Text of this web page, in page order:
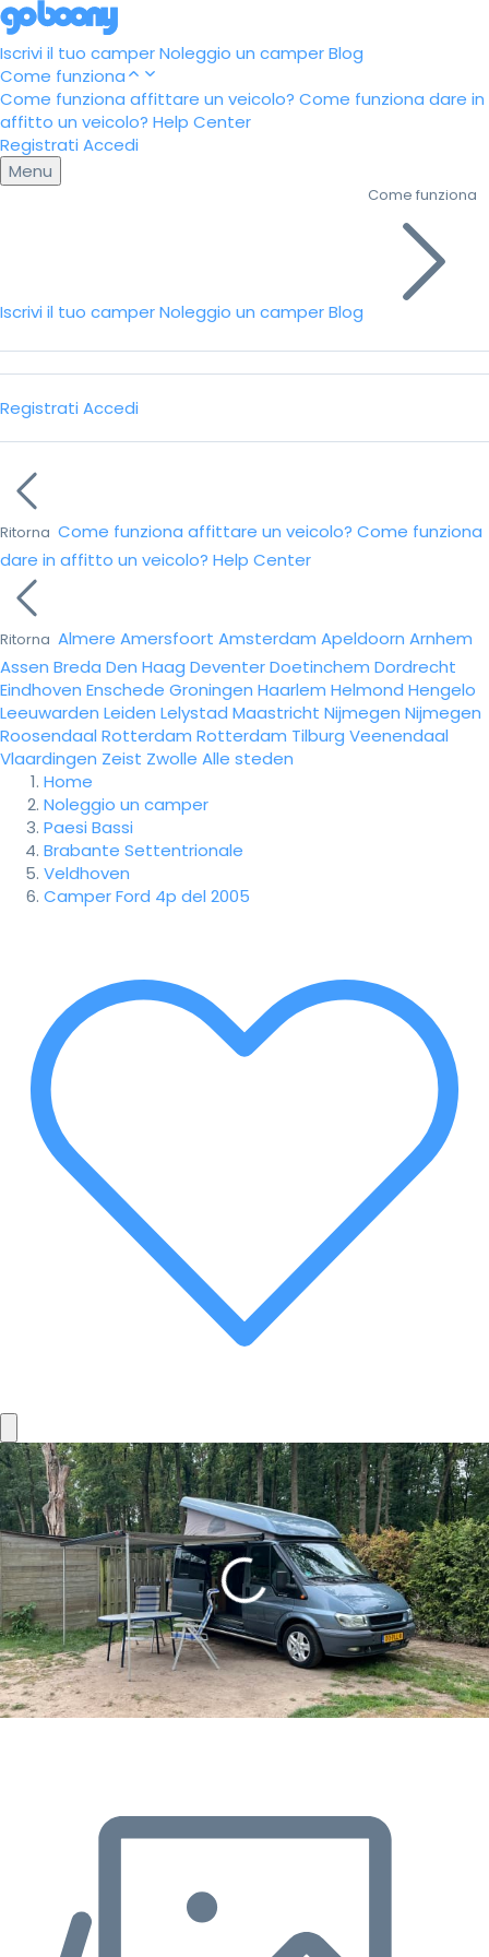
Iscrivi il tuo camperNoleggio un camperBlog
Come funziona
Come funziona affittare un veicolo? Come funziona dare in
affitto un veicolo? Help Center
Registrati Accedi
Menu
Iscrivi il tuo camperNoleggio un camperBlog
Come funziona
Registrati Accedi
Ritorna Come funziona affittare un veicolo? Come funziona
dare in affitto un veicolo? Help Center
Ritorna Almere Amersfoort Amsterdam Apeldoorn Arnhem
Assen Breda Den Haag DeventerDoetinchem Dordrecht
Eindhoven Enschede Groningen Haarlem Helmond Hengelo
Leeuwarden Leiden Lelystad Maastricht Nijmegen Nijmegen
Roosendaal Rotterdam Rotterdam Tilburg Veenendaal
Vlaardingen Zeist Zwolle Alle steden
Home
Noleggio un camper
Paesi Bassi
Brabante Settentrionale
Veldhoven
Camper Ford 4p del 2005